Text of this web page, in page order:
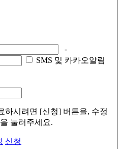
-
SMS 및 카카오알림
하시려면 [신청] 버튼을, 수정
눌러주세요.
신청